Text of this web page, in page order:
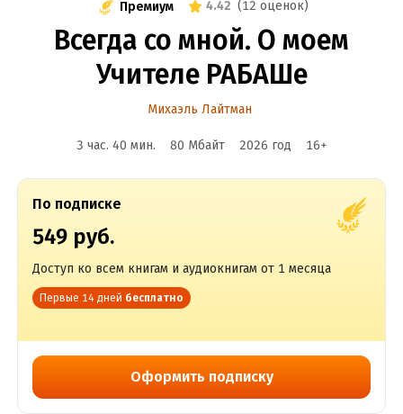
Премиум 4.42 (12 оценок)
Всегда со мной. О моем
Учителе РАБАШе
Михаэль Лайтман
3 час. 40 мин. 80 Мбайт 2026 год 16+
По подписке
549 руб.
Доступ ко всем книгам и аудиокнигам от 1 месяца
Первые 14 дней бесплатно
Оформить подписку